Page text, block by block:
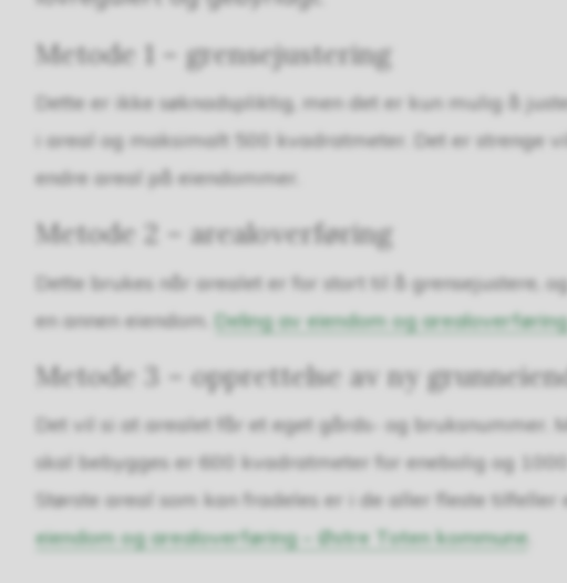
Metode 1 – grensejustering
Dette er ikke søknadspliktig, men det er kun mulig å
i areal og maksimalt 500 kvadratmeter. Det er strenge
endre areal på eiendommer.
Metode 2 – arealoverføring
Dette brukes når arealet er for stort til å grensejustere,
en annen eiendom. Deling av eiendom og
Metode 3 – opprettelse av ny
Det vil si at arealet får et eget gårds- og bruksnummer.
skal bebygges er 600 kvadratmeter for enebolig og
Største areal som kan fradeles er i de aller fleste tilfeller
eiendom og arealoverføring – Østre Toten kommune